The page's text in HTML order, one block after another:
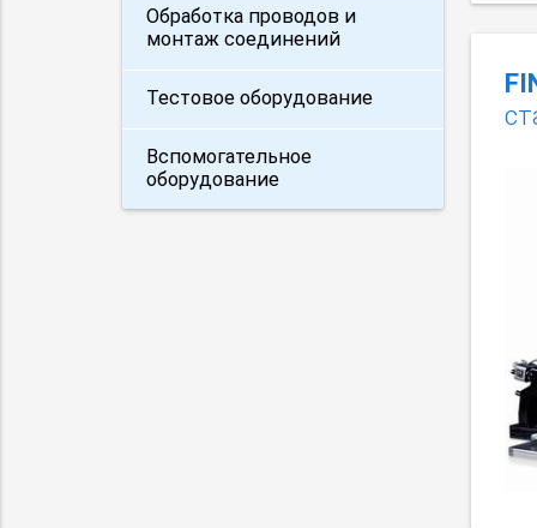
Обработка проводов и
монтаж соединений
Тестовое оборудование
Вспомогательное
оборудование